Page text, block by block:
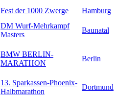
Fest der 1000 Zwerge
Hamburg
DM Wurf-Mehrkampf
Masters
Baunatal
BMW BERLIN-
MARATHON
Berlin
13. Sparkassen-Phoenix-
Halbmarathon
Dortmund